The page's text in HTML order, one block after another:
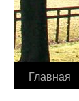
Главная